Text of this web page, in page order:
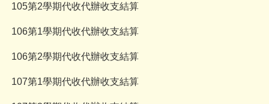
105第2學期代收代辦收支結算
106第1學期代收代辦收支結算
106第2學期代收代辦收支結算
107第1學期代收代辦收支結算